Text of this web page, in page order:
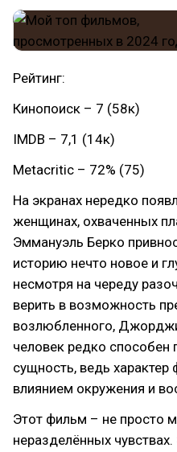
Рейтинг:
Кинопоиск – 7 (58к)
IMDB – 7,1 (14к)
Metacritic – 72% (75)
На экранах нередко
женщинах, охваченных
Эммануэль Берко
историю нечто новое и
несмотря на череду
верить в возможность
возлюбленного,
человек редко способен
сущность, ведь
влиянием окружения и
Этот фильм – не просто
неразделённых